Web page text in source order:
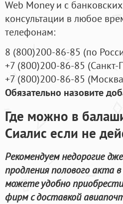
Web Money и с
консультации в любое
телефонам:
8 (800)200-86-85 (по
+7 (800)200-86-85 (Санкт-
+7 (800)200-86-85 (
Обязательно назовите
Где можно в
Сиалис если не
Рекомендуем недорогие
продления полового акта
можете удобно
фирм с доставкой